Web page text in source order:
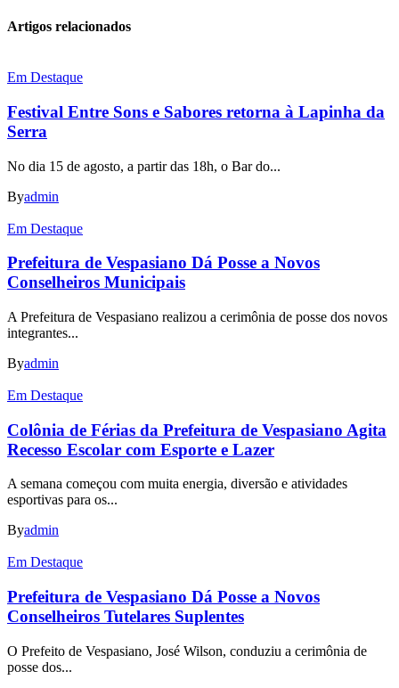
Artigos relacionados
Em Destaque
Festival Entre Sons e Sabores retorna à Lapinha da
Serra
No dia 15 de agosto, a partir das 18h, o Bar do...
Byadmin
Em Destaque
Prefeitura de Vespasiano Dá Posse a Novos
Conselheiros Municipais
A Prefeitura de Vespasiano realizou a cerimônia de posse dos novos
integrantes...
Byadmin
Em Destaque
Colônia de Férias da Prefeitura de Vespasiano Agita
Recesso Escolar com Esporte e Lazer
A semana começou com muita energia, diversão e atividades
esportivas para os...
Byadmin
Em Destaque
Prefeitura de Vespasiano Dá Posse a Novos
Conselheiros Tutelares Suplentes
O Prefeito de Vespasiano, José Wilson, conduziu a cerimônia de
posse dos...